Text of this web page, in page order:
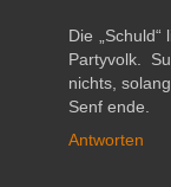
Die
Partyvolk.
nichts,
Senf ende.
Antworten